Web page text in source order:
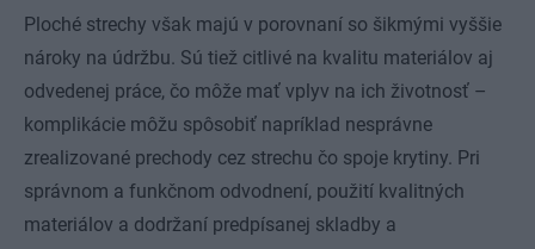
Ploché strechy však majú v porovnaní so šikmými vyššie
nároky na údržbu. Sú tiež citlivé na kvalitu materiálov aj
odvedenej práce, čo môže mať vplyv na ich životnosť –
komplikácie môžu spôsobiť napríklad nesprávne
zrealizované prechody cez strechu čo spoje krytiny. Pri
správnom a funkčnom odvodnení, použití kvalitných
materiálov a dodržaní predpísanej skladby a